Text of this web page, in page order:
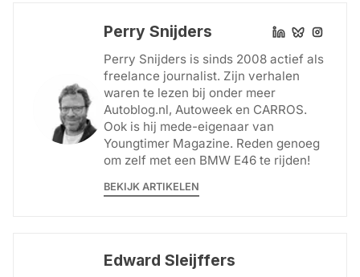
Perry Snijders
Perry Snijders is sinds 2008 actief als
freelance journalist. Zijn verhalen
waren te lezen bij onder meer
Autoblog.nl, Autoweek en CARROS.
Ook is hij mede-eigenaar van
Youngtimer Magazine. Reden genoeg
om zelf met een BMW E46 te rijden!
BEKIJK ARTIKELEN
Edward Sleijffers